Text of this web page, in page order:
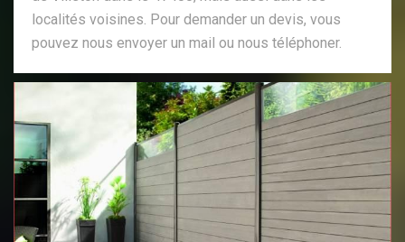
localités voisines. Pour demander un devis, vous
pouvez nous envoyer un mail ou nous téléphoner.